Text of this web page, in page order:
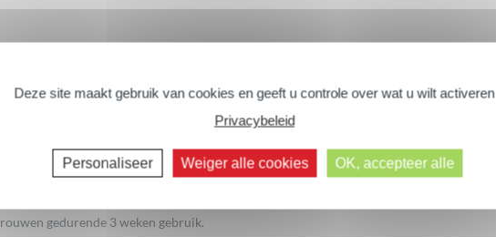
getest
gedurende 3 weken gebruik.
Volgende reacties >>
Deze site maakt gebruik van cookies en geeft u controle over wat u wilt activeren
Privacybeleid
Personaliseer Weiger alle cookies OK, accepteer alle